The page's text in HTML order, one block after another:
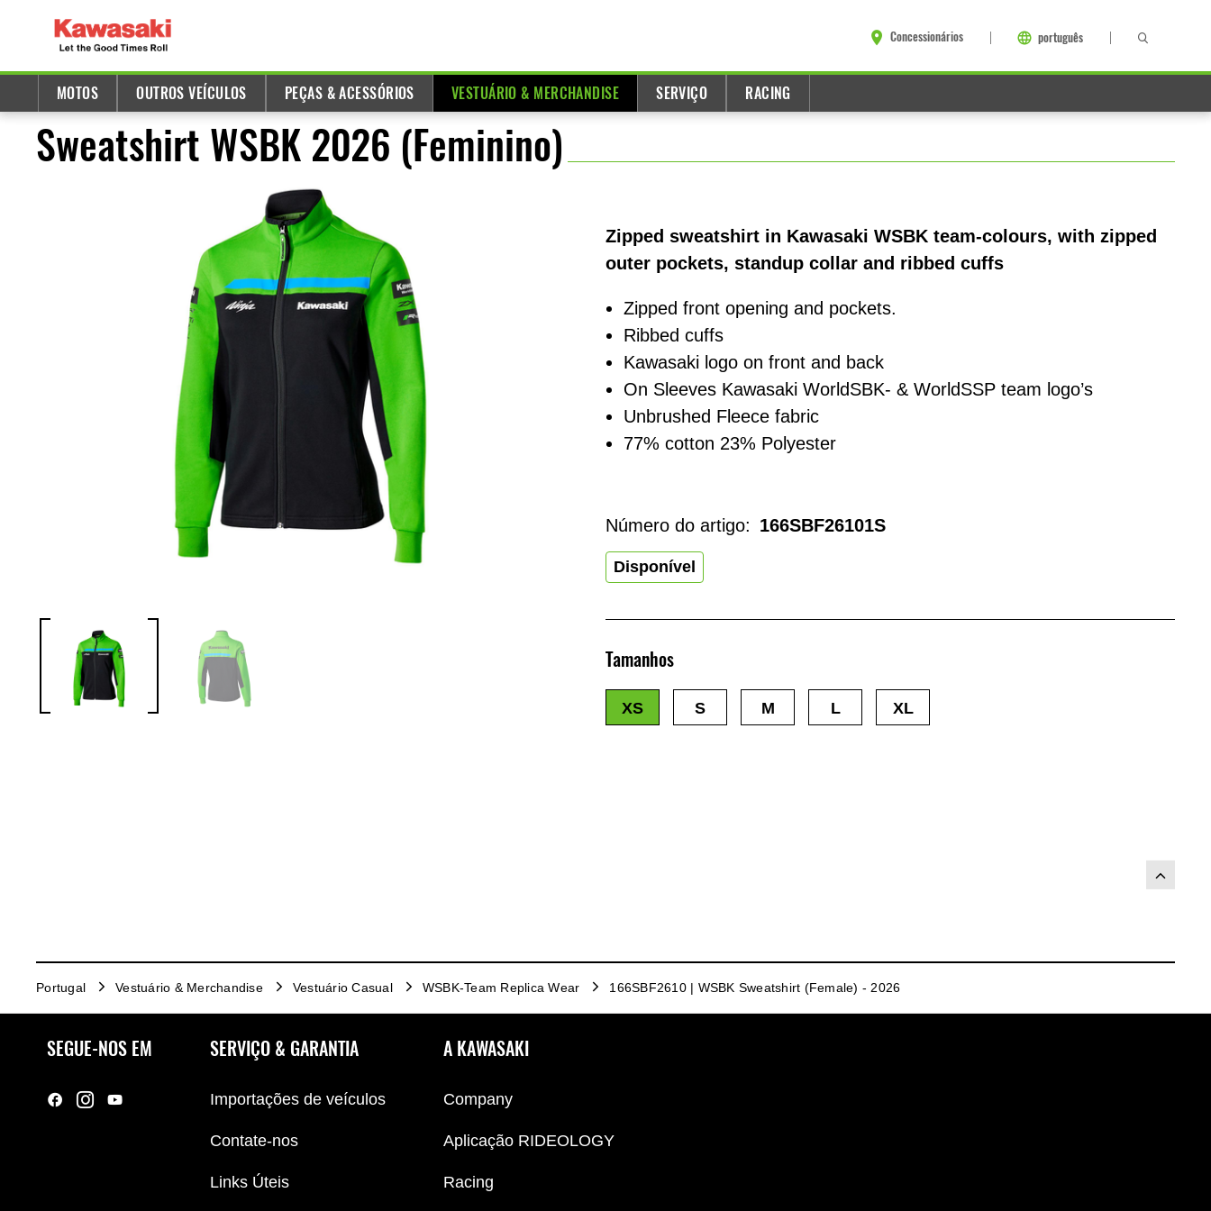
Concessionários português
MOTOS OUTROS VEÍCULOS PEÇAS & ACESSÓRIOS VESTUÁRIO & MERCHANDISE SERVIÇO RACING
Sweatshirt WSBK 2026 (Feminino)
Zipped sweatshirt in Kawasaki WSBK team-colours, with zipped
outer pockets, standup collar and ribbed cuffs
Zipped front opening and pockets.
Ribbed cuffs
Kawasaki logo on front and back
On Sleeves Kawasaki WorldSBK- & WorldSSP team logo’s
Unbrushed Fleece fabric
77% cotton 23% Polyester
Disponível
Tamanhos
XS S M L XL
Número do artigo: 166SBF26101S
Portugal Vestuário & Merchandise Vestuário Casual WSBK-Team Replica Wear 166SBF2610 | WSBK Sweatshirt (Female) - 2026
SEGUE-NOS EM SERVIÇO & GARANTIA
Importações de veículos
Contate-nos
Links Úteis
A KAWASAKI
Company
Aplicação RIDEOLOGY
Racing